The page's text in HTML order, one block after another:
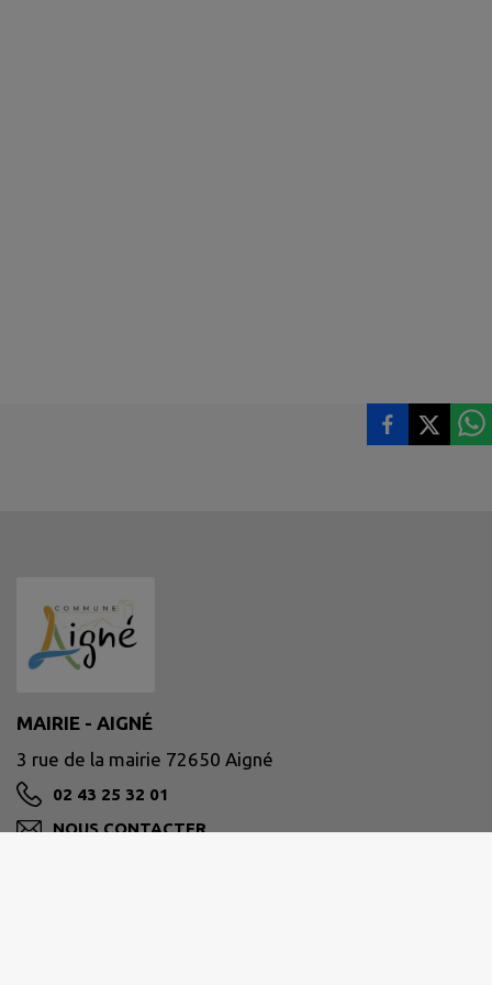
MAIRIE - AIGNÉ
3 rue de la mairie 72650 Aigné
02 43 25 32 01
NOUS CONTACTER